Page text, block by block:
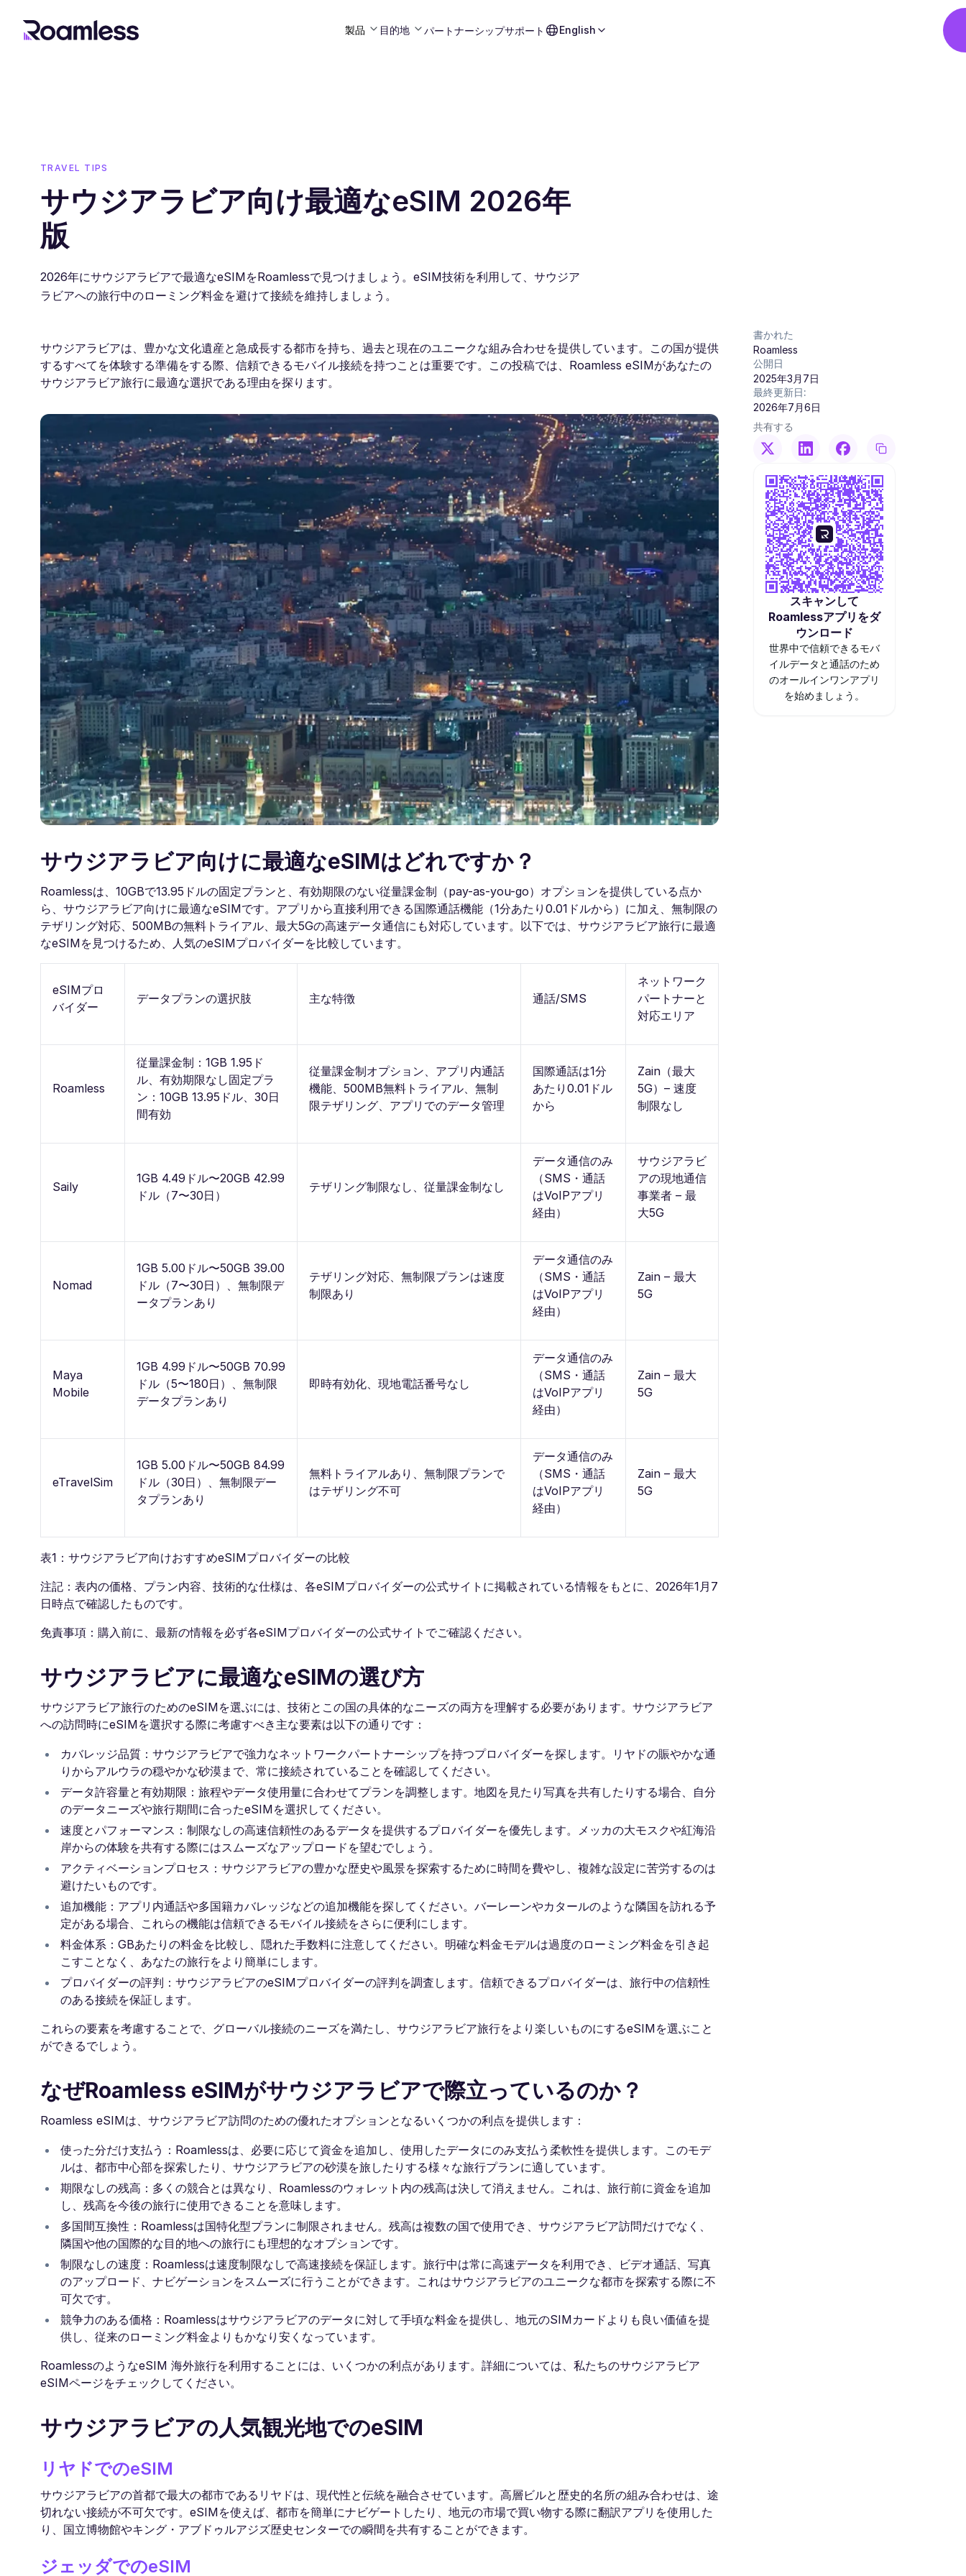
製品 目的地 パートナーシップサポート English
TRAVEL TIPS
サウジアラビア向け最適なeSIM 2026年
版
2026年にサウジアラビアで最適なeSIMをRoamlessで見つけましょう。eSIM技術を利用して、サウジア
ラビアへの旅行中のローミング料金を避けて接続を維持しましょう。
サウジアラビアは、豊かな文化遺産と急成長する都市を持ち、過去と現在のユニークな組み合わせを提供しています。この国が提供
するすべてを体験する準備をする際、信頼できるモバイル接続を持つことは重要です。この投稿では、Roamless eSIMがあなたの
サウジアラビア旅行に最適な選択である理由を探ります。
サウジアラビア向けに最適なeSIMはどれですか？
Roamlessは、10GBで13.95ドルの固定プランと、有効期限のない従量課金制（pay-as-you-go）オプションを提供している点か
ら、サウジアラビア向けに最適なeSIMです。アプリから直接利用できる国際通話機能（1分あたり0.01ドルから）に加え、無制限の
テザリング対応、500MBの無料トライアル、最大5Gの高速データ通信にも対応しています。以下では、サウジアラビア旅行に最適
なeSIMを見つけるため、人気のeSIMプロバイダーを比較しています。
eSIMプロ
バイダー
データプランの選択肢 主な特徴 通話/SMS
ネットワーク
パートナーと
対応エリア
Roamless
従量課金制：1GB 1.95ド
ル、有効期限なし固定プラ
ン：10GB 13.95ドル、30日
間有効
従量課金制オプション、アプリ内通話
機能、500MB無料トライアル、無制
限テザリング、アプリでのデータ管理
国際通話は1分
あたり0.01ドル
から
Zain（最大
5G）– 速度
制限なし
Saily
1GB 4.49ドル〜20GB 42.99
ドル（7〜30日）
テザリング制限なし、従量課金制なし
データ通信のみ
（SMS・通話
はVoIPアプリ
経由）
サウジアラビ
アの現地通信
事業者 – 最
大5G
Nomad
1GB 5.00ドル〜50GB 39.00
ドル（7〜30日）、無制限デ
ータプランあり
テザリング対応、無制限プランは速度
制限あり
データ通信のみ
（SMS・通話
はVoIPアプリ
経由）
Zain – 最大
5G
Maya
Mobile
1GB 4.99ドル〜50GB 70.99
ドル（5〜180日）、無制限
データプランあり
即時有効化、現地電話番号なし
データ通信のみ
（SMS・通話
はVoIPアプリ
経由）
Zain – 最大
5G
eTravelSim
1GB 5.00ドル〜50GB 84.99
ドル（30日）、無制限デー
タプランあり
無料トライアルあり、無制限プランで
はテザリング不可
データ通信のみ
（SMS・通話
はVoIPアプリ
経由）
Zain – 最大
5G
表1：サウジアラビア向けおすすめeSIMプロバイダーの比較
注記：表内の価格、プラン内容、技術的な仕様は、各eSIMプロバイダーの公式サイトに掲載されている情報をもとに、2026年1月7
日時点で確認したものです。
免責事項：購入前に、最新の情報を必ず各eSIMプロバイダーの公式サイトでご確認ください。
サウジアラビアに最適なeSIMの選び方
サウジアラビア旅行のためのeSIMを選ぶには、技術とこの国の具体的なニーズの両方を理解する必要があります。サウジアラビア
への訪問時にeSIMを選択する際に考慮すべき主な要素は以下の通りです：
カバレッジ品質：サウジアラビアで強力なネットワークパートナーシップを持つプロバイダーを探します。リヤドの賑やかな通
りからアルウラの穏やかな砂漠まで、常に接続されていることを確認してください。
データ許容量と有効期限：旅程やデータ使用量に合わせてプランを調整します。地図を見たり写真を共有したりする場合、自分
のデータニーズや旅行期間に合ったeSIMを選択してください。
速度とパフォーマンス：制限なしの高速信頼性のあるデータを提供するプロバイダーを優先します。メッカの大モスクや紅海沿
岸からの体験を共有する際にはスムーズなアップロードを望むでしょう。
アクティベーションプロセス：サウジアラビアの豊かな歴史や風景を探索するために時間を費やし、複雑な設定に苦労するのは
避けたいものです。
追加機能：アプリ内通話や多国籍カバレッジなどの追加機能を探してください。バーレーンやカタールのような隣国を訪れる予
定がある場合、これらの機能は信頼できるモバイル接続をさらに便利にします。
料金体系：GBあたりの料金を比較し、隠れた手数料に注意してください。明確な料金モデルは過度のローミング料金を引き起
こすことなく、あなたの旅行をより簡単にします。
プロバイダーの評判：サウジアラビアのeSIMプロバイダーの評判を調査します。信頼できるプロバイダーは、旅行中の信頼性
のある接続を保証します。
これらの要素を考慮することで、グローバル接続のニーズを満たし、サウジアラビア旅行をより楽しいものにするeSIMを選ぶこと
ができるでしょう。
なぜRoamless eSIMがサウジアラビアで際立っているのか？
Roamless eSIMは、サウジアラビア訪問のための優れたオプションとなるいくつかの利点を提供します：
使った分だけ支払う：Roamlessは、必要に応じて資金を追加し、使用したデータにのみ支払う柔軟性を提供します。このモデ
ルは、都市中心部を探索したり、サウジアラビアの砂漠を旅したりする様々な旅行プランに適しています。
期限なしの残高：多くの競合とは異なり、Roamlessのウォレット内の残高は決して消えません。これは、旅行前に資金を追加
し、残高を今後の旅行に使用できることを意味します。
多国間互換性：Roamlessは国特化型プランに制限されません。残高は複数の国で使用でき、サウジアラビア訪問だけでなく、
隣国や他の国際的な目的地への旅行にも理想的なオプションです。
制限なしの速度：Roamlessは速度制限なしで高速接続を保証します。旅行中は常に高速データを利用でき、ビデオ通話、写真
のアップロード、ナビゲーションをスムーズに行うことができます。これはサウジアラビアのユニークな都市を探索する際に不
可欠です。
競争力のある価格：Roamlessはサウジアラビアのデータに対して手頃な料金を提供し、地元のSIMカードよりも良い価値を提
供し、従来のローミング料金よりもかなり安くなっています。
RoamlessのようなeSIM 海外旅行を利用することには、いくつかの利点があります。詳細については、私たちのサウジアラビア
eSIMページをチェックしてください。
サウジアラビアの人気観光地でのeSIM
リヤドでのeSIM
サウジアラビアの首都で最大の都市であるリヤドは、現代性と伝統を融合させています。高層ビルと歴史的名所の組み合わせは、途
切れない接続が不可欠です。eSIMを使えば、都市を簡単にナビゲートしたり、地元の市場で買い物する際に翻訳アプリを使用した
り、国立博物館やキング・アブドゥルアジズ歴史センターでの瞬間を共有することができます。
ジェッダでのeSIM
書かれた
Roamless
公開日
2025年3月7日
最終更新日:
2026年7月6日
共有する
スキャンして
Roamlessアプリをダ
ウンロード
世界中で信頼できるモバ
イルデータと通話のため
のオールインワンアプリ
を始めましょう。